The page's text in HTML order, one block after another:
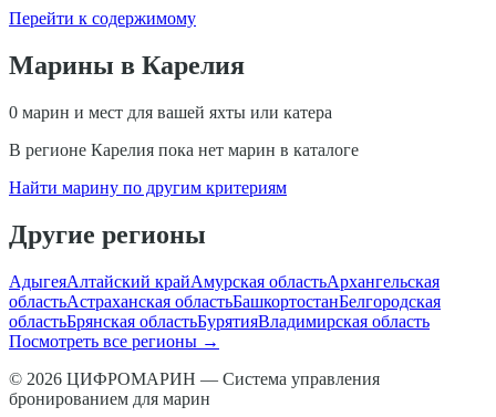
Перейти к содержимому
Марины в Карелия
0 марин и мест для вашей яхты или катера
В регионе Карелия пока нет марин в каталоге
Найти марину по другим критериям
Другие регионы
АдыгеяАлтайский крайАмурская областьАрхангельская
областьАстраханская областьБашкортостанБелгородская
областьБрянская областьБурятияВладимирская область
Посмотреть все регионы →
© 2026 ЦИФРОМАРИН — Система управления
бронированием для марин